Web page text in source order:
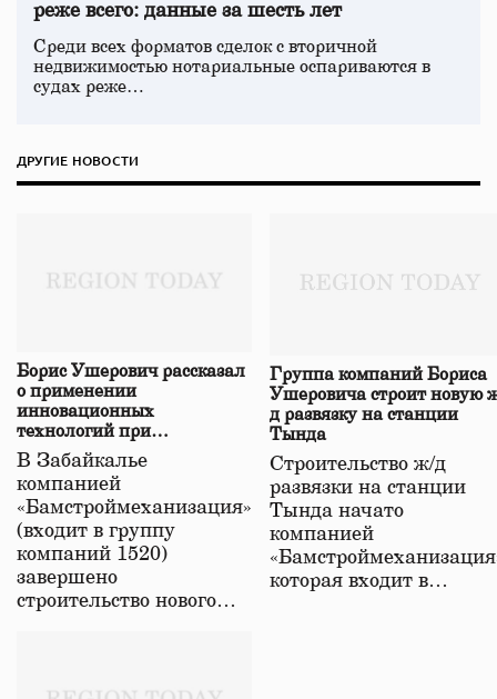
реже всего: данные за шесть лет
Среди всех форматов сделок с вторичной
недвижимостью нотариальные оспариваются в
судах реже…
ДРУГИЕ НОВОСТИ
Борис Ушерович рассказал
о применении
инновационных
технологий при
строительстве нового моста
в Забайкалье
В Забайкалье
компанией
«Бамстроймеханизация»
(входит в группу
компаний 1520)
завершено
строительство нового…
Группа компаний Бориса
Ушеровича строит новую
д развязку на станции
Тында
Строительство ж/д
развязки на станции
Тында начато
компанией
которая входит в…